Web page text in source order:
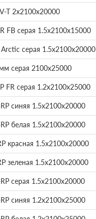
T 2х2100х20000
FB серая 1.5х2100х15000
серая 1.5х2100х20000
серая 2100х25000
FR серая 1.2х2100х25000
синяя 1.5х2100х20000
белая 1.5х2100х20000
красная 1.5х2100х20000
зеленая 1.5х2100х20000
серая 1.5х2100х20000
синяя 1.2х2100х25000